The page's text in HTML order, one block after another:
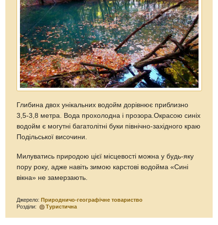
Глибина двох унікальних водойм дорівнює приблизно
3,5-3,8 метра. Вода прохолодна і прозора.Окрасою синіх
водойм є могутні багатолітні буки північно-західного краю
Подільської височини.
Милуватись природою цієї місцевості можна у будь-яку
пору року, адже навіть зимою карстові водойма «Сині
вікна» не замерзають.
Джерело:Природничо-географічне товариство
Розділи:
Туристична